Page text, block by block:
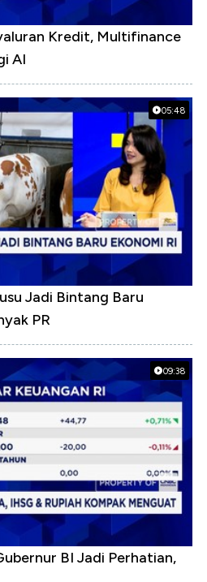
Kredit, Multifinance
AI
05:48
Jadi Bintang Baru
PR
09:38
BI Jadi Perhatian,